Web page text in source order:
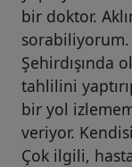
bir doktor.
sorabiliyorum.
Şehirdışında
tahlilini
bir yol
veriyor.
Çok ilgili,